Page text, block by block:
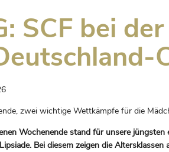
SCF bei
zwei wichtige Wettkämpfe für die
Wochenende stand für unsere
Bei diesem zeigen die